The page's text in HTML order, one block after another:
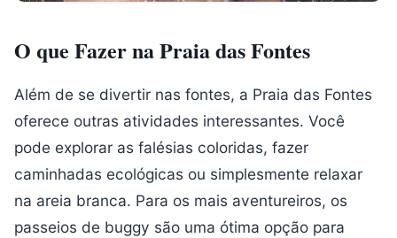
O que Fazer na Praia das Fontes
Além de se divertir nas fontes, a Praia das Fontes
oferece outras atividades interessantes. Você
pode explorar as falésias coloridas, fazer
caminhadas ecológicas ou simplesmente relaxar
na areia branca. Para os mais aventureiros, os
passeios de buggy são uma ótima opção para